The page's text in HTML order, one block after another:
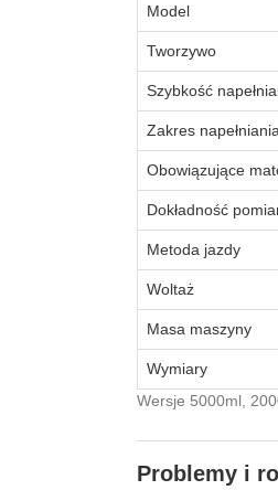
Model
Tworzywo
Szybkość
Zakres napełniania
Obowiązujące
Dokładność
Metoda jazdy
Woltaż
Masa maszyny
Wymiary
Wersje 5000ml,
Problemy i